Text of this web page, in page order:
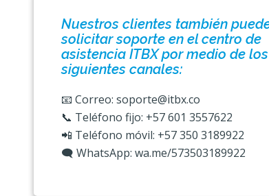
Nuestros clientes también
solicitar soporte en el centro de
asistencia ITBX por medio de los
siguientes canales:
📧 Correo: soporte@itbx.co
📞 Teléfono fijo: +57 601 3557622
📲 Teléfono móvil: +57 350 3189922
🗨️ WhatsApp: wa.me/573503189922